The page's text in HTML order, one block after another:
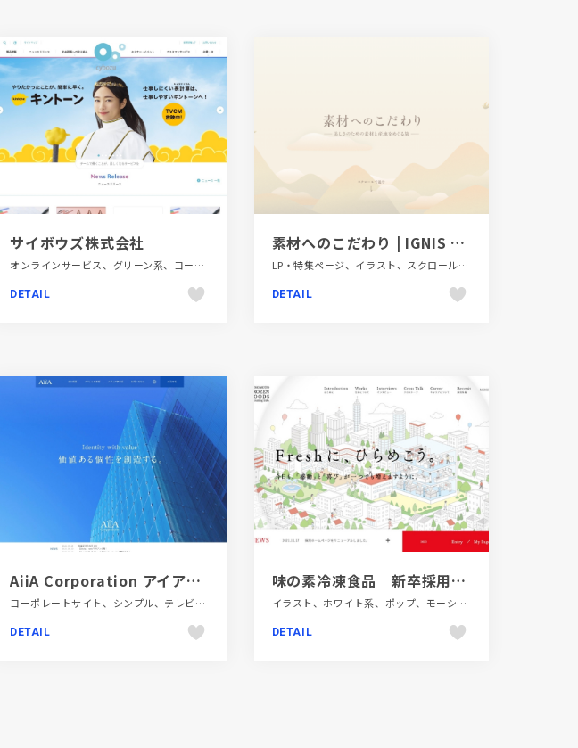
サイボウズ株式会社
オンラインサービス、グリーン系、コーポレートサイト、シンプル、スクロールエフェクト、スタイリッシュ、テクノロジー・サイエンス、ピンク系、フラットデザイン、ブランド・サービスサイト、ブルー系、ホワイト系、ポップ、大きめ写真
DETAIL
素材へのこだわり | IGNIS （イグニス）公式サイト
LP・特集ページ、イラスト、スクロールエフェクト、タイポグラフィー、ナチュラル、ファッション・ビューティー、ブランド・サービスサイト、ベージュ・ゴールド系
DETAIL
AiiA Corporation アイア株式会社
コーポレートサイト、シンプル、テレビ・アニメ・映画・芸能、ファッション・ビューティー、フラットデザイン、ブルー系、ホワイト系、大きめ写真
DETAIL
味の素冷凍食品｜新卒採用情報
イラスト、ホワイト系、ポップ、モーション多め、レッド系、新卒・中途採用サイト、飲料・食品
DETAIL